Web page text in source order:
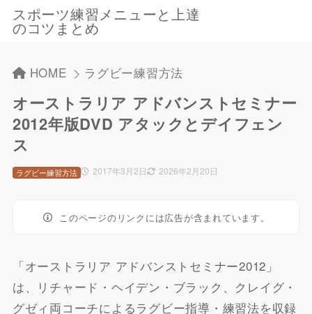
スポーツ練習メニューと上達
のコツまとめ
HOME ラグビー練習方法
オーストラリア アドバンストセミナー
2012年版DVD アタックとデイフェン
ス
2017年3月2日 2026年2月20日
ラグビー練習方法
このページのリンクには広告が含まれています。
「オーストラリア アドバンストセミナー2012」
は、リチャード・ヘイデン・ブラック、クレイグ・
グゼィ両コーチによるラグビー指導・練習法を収録